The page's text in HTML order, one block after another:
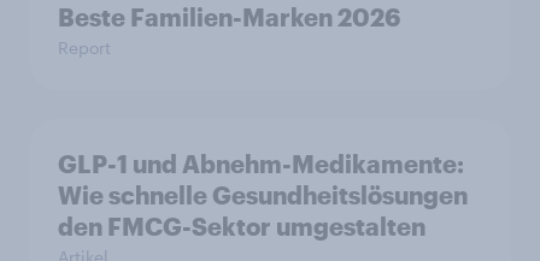
Beste Familien-Marken 2026
Report
GLP-1 und Abnehm-Medikamente:
Wie schnelle Gesundheitslösungen
den FMCG-Sektor umgestalten
Artikel